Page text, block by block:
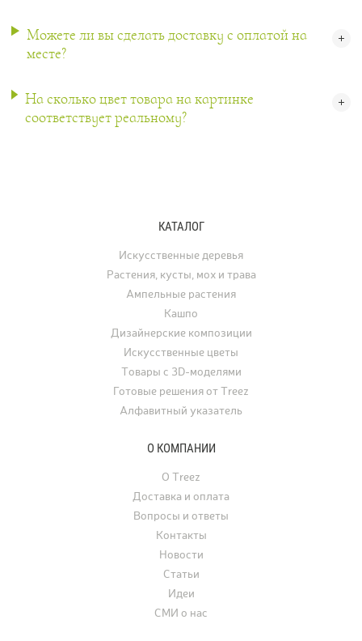
Прайс-листы и каталоги
Можете ли вы сделать доставку с оплатой на
месте?
На сколько цвет товара на картинке
соответствует реальному?
КАТАЛОГ
Искусственные деревья
Растения, кусты, мох и трава
Ампельные растения
Кашпо
Дизайнерские композиции
Искусственные цветы
Товары с 3D-моделями
Готовые решения от Treez
Алфавитный указатель
О КОМПАНИИ
О Treez
Доставка и оплата
Вопросы и ответы
Контакты
Новости
Статьи
Идеи
СМИ о нас